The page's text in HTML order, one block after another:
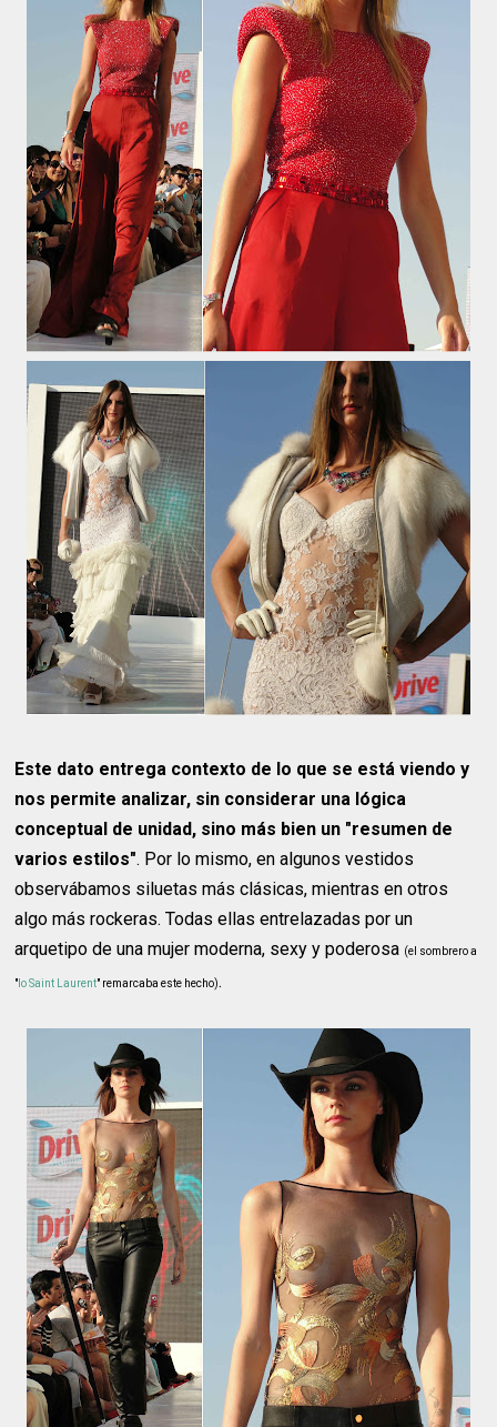
Este dato entrega contexto de lo que se está viendo y
nos permite analizar, sin considerar una lógica
conceptual de unidad, sino más bien un "resumen de
varios estilos". Por lo mismo, en algunos vestidos
observábamos siluetas más clásicas, mientras en otros
algo más rockeras. Todas ellas entrelazadas por un
arquetipo de una mujer moderna, sexy y poderosa (el sombrero a
" lo Saint Laurent" remarcaba este hecho).